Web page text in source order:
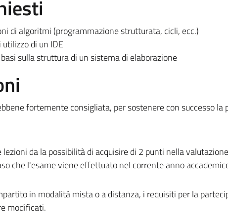
di algoritmi (programmazione strutturata, cicli, ecc.)
di un IDE
sulla struttura di un sistema di elaborazione
fortemente consigliata, per sostenere con successo la
da la possibilità di acquisire di 2 punti nella valutazione
che l'esame viene effettuato nel corrente anno
in modalità mista o a distanza, i requisiti per la
modificati.